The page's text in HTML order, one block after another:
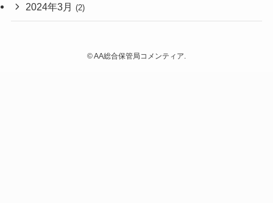
2024年3月 (2)
©AA総合保管局コメンティア.